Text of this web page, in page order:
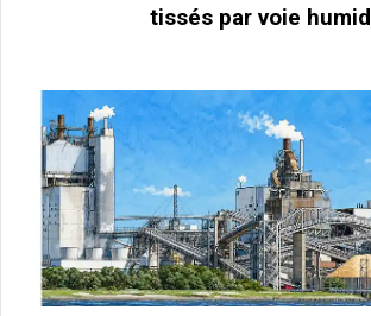
tissés par voie